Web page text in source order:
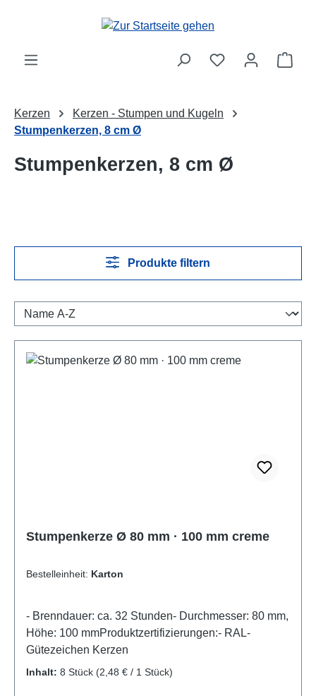
Zum Hauptinhalt springen
Kerzen
Kerzen - Stumpen und Kugeln
Stumpenkerzen, 8 cm Ø
Stumpenkerzen, 8 cm Ø
Produkte filtern
Stumpenkerze Ø 80 mm · 100 mm creme
Bestelleinheit: Karton
- Brenndauer: ca. 32 Stunden- Durchmesser: 80 mm,
Höhe: 100 mmProduktzertifizierungen:- RAL-
Gütezeichen Kerzen
Inhalt: 8 Stück (2,48 € / 1 Stück)